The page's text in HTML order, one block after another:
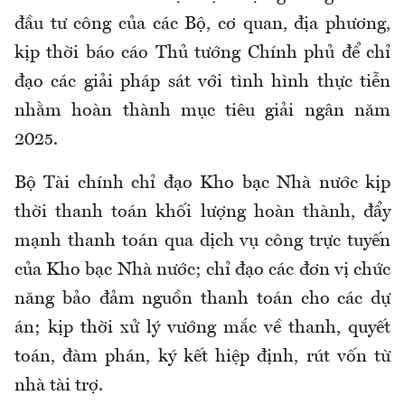
đầu tư công của các Bộ, cơ quan, địa phương,
kịp thời báo cáo Thủ tướng Chính phủ để chỉ
đạo các giải pháp sát với tình hình thực tiễn
nhằm hoàn thành mục tiêu giải ngân năm
2025.
Bộ Tài chính chỉ đạo Kho bạc Nhà nước kịp
thời thanh toán khối lượng hoàn thành, đẩy
mạnh thanh toán qua dịch vụ công trực tuyến
của Kho bạc Nhà nước; chỉ đạo các đơn vị chức
năng bảo đảm nguồn thanh toán cho các dự
án; kịp thời xử lý vướng mắc về thanh, quyết
toán, đàm phán, ký kết hiệp định, rút vốn từ
nhà tài trợ.